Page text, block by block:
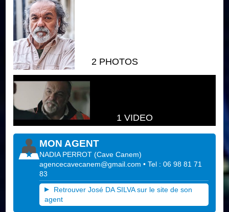
2 PHOTOS
1 VIDEO
MON AGENT
NADIA PERROT (Cave Canem)
agencecavecanem@gmail.com • Tel : 06 98 81 71
83
Retrouver José DA SILVA sur le site de son
agent